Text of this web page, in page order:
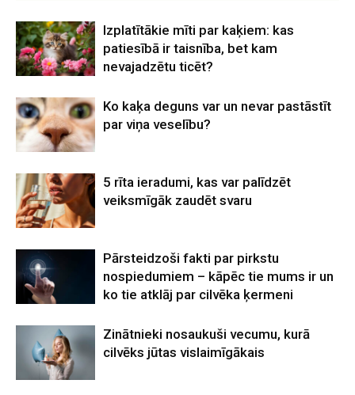
Izplatītākie mīti par kaķiem: kas
patiesībā ir taisnība, bet kam
nevajadzētu ticēt?
Ko kaķa deguns var un nevar pastāstīt
par viņa veselību?
5 rīta ieradumi, kas var palīdzēt
veiksmīgāk zaudēt svaru
Pārsteidzoši fakti par pirkstu
nospiedumiem – kāpēc tie mums ir un
ko tie atklāj par cilvēka ķermeni
Zinātnieki nosaukuši vecumu, kurā
cilvēks jūtas vislaimīgākais